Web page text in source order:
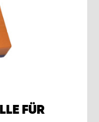
FÜR